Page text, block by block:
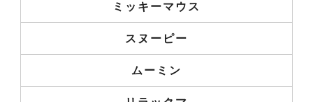
ミッキーマウス
スヌーピー
ムーミン